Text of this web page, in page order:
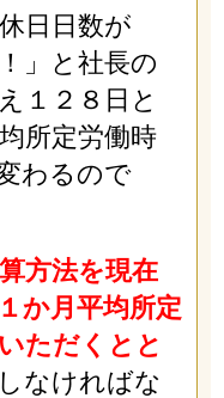
日日数が
」と社長の
１２８日と
所定労働時
わるので
方法を現在
か月平均所定
ただくとと
しなければな